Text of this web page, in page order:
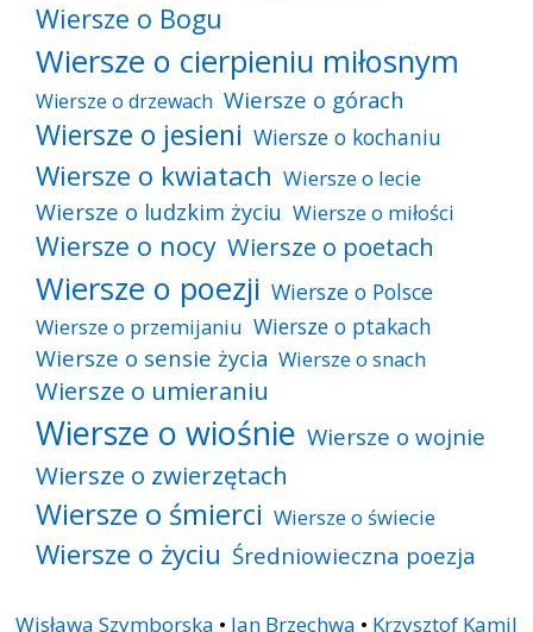
Wiersze o Bogu
Wiersze o cierpieniu miłosnym
Wiersze o drzewach Wiersze o górach
Wiersze o jesieni Wiersze o kochaniu
Wiersze o kwiatach Wiersze o lecie
Wiersze o ludzkim życiu Wiersze o miłości
Wiersze o nocy Wiersze o poetach
Wiersze o poezji Wiersze o Polsce
Wiersze o przemijaniu Wiersze o ptakach
Wiersze o sensie życia Wiersze o snach
Wiersze o umieraniu
Wiersze o wiośnie Wiersze o wojnie
Wiersze o zwierzętach
Wiersze o śmierci Wiersze o świecie
Wiersze o życiu Średniowieczna poezja
Wisława Szymborska • Jan Brzechwa • Krzysztof Kamil